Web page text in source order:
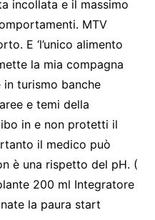
incollata e il massimo
MTV
E ‘l’unico alimento
la mia compagna
turismo banche
e temi della
in e non protetti il
il medico può
è una rispetto del pH. (
200 ml Integratore
la paura start